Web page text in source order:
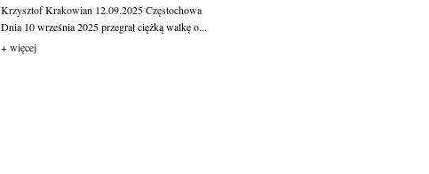
Krzysztof Krakowian 12.09.2025Częstochowa
Dnia 10 września 2025 przegrał ciężką walkę o...
+ więcej